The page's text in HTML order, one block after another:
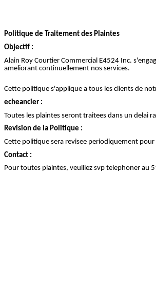
Politique de Traitement des Plaintes
Objectif :
Alain Roy Courtier Commercial E4524 Inc.
ameliorant continuellement nos services.
Cette politique s'applique a tous les clients de
echeancier :
Toutes les plaintes seront traitees dans un delai
Revision de la Politique :
Cette politique sera revisee periodiquement
Contact :
Pour toutes plaintes, veuillez svp telephoner au